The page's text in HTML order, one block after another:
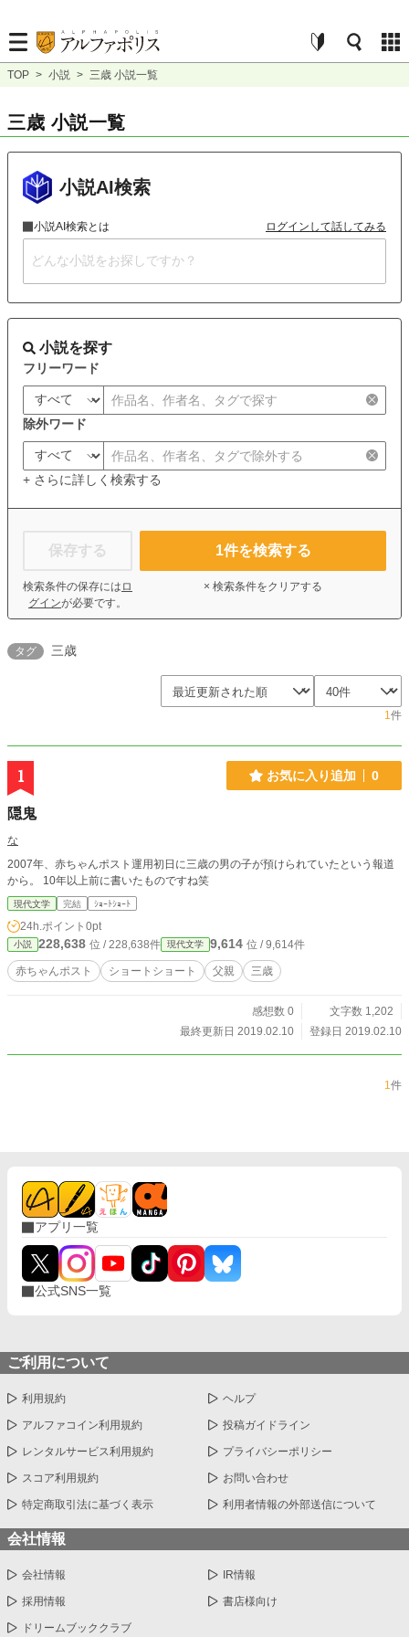
TOP > 小説 > 三歳 小説一覧
三歳 小説一覧
小説AI検索
小説AI検索とは ログインして話してみる
小説を探す
フリーワード
除外ワード
+ さらに詳しく検索する
保存する
検索条件の保存には ロ
グインが必要です。
1件を検索する
× 検索条件をクリアする
タグ 三歳
1件
1 お気に入り追加 0
隠鬼
な
2007年、赤ちゃんポスト運用初日に三歳の男の子が預けられていたという報道
から。 10年以上前に書いたものですね笑
現代文学 完結 ｼｮｰﾄｼｮｰﾄ
24h.ポイント 0pt
小説 228,638 位 / 228,638件 現代文学 9,614 位 / 9,614件
赤ちゃんポスト ショートショート 父親 三歳
感想数 0
文字数 1,202
最終更新日 2019.02.10
登録日 2019.02.10
1件
アプリ一覧
公式SNS一覧
ご利用について
利用規約 ヘルプ
アルファコイン利用規約 投稿ガイドライン
レンタルサービス利用規約 プライバシーポリシー
スコア利用規約 お問い合わせ
特定商取引法に基づく表示 利用者情報の外部送信について
会社情報
会社情報 IR情報
採用情報 書店様向け
ドリームブッククラブ